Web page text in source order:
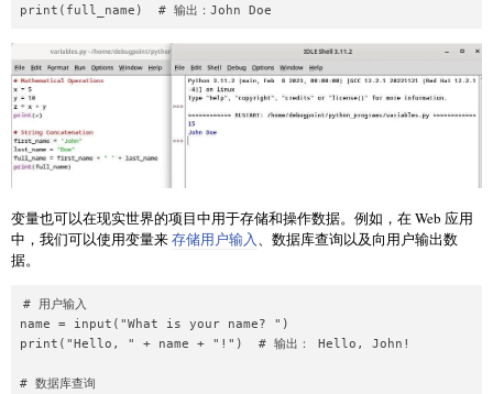
变量也可以在现实世界的项目中用于存储和操作数据。例如，在 Web 应用
中，我们可以使用变量来存储用户输入
、数据库查询以及向用户输出数
据。
# 用户输入
name = input("What is your name? ")
print("Hello, " + name + "!")  # 输出： Hello, John!
# 数据库查询